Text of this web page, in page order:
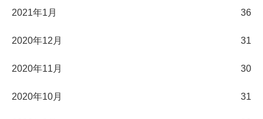
2021年1月 36
2020年12月 31
2020年11月 30
2020年10月 31